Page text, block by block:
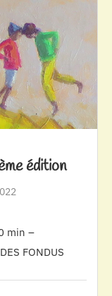
édition
min –
FONDUS